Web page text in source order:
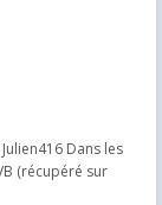
Dans les
(récupéré sur